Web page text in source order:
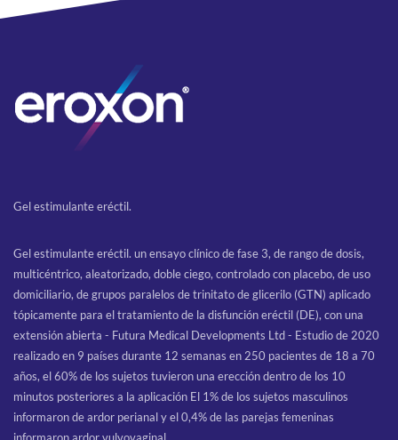
Gel estimulante eréctil.
Gel estimulante eréctil. un ensayo clínico de fase 3, de rango de dosis,
multicéntrico, aleatorizado, doble ciego, controlado con placebo, de uso
domiciliario, de grupos paralelos de trinitato de glicerilo (GTN) aplicado
tópicamente para el tratamiento de la disfunción eréctil (DE), con una
extensión abierta - Futura Medical Developments Ltd - Estudio de 2020
realizado en 9 países durante 12 semanas en 250 pacientes de 18 a 70
años, el 60% de los sujetos tuvieron una erección dentro de los 10
minutos posteriores a la aplicación El 1% de los sujetos masculinos
informaron de ardor perianal y el 0,4% de las parejas femeninas